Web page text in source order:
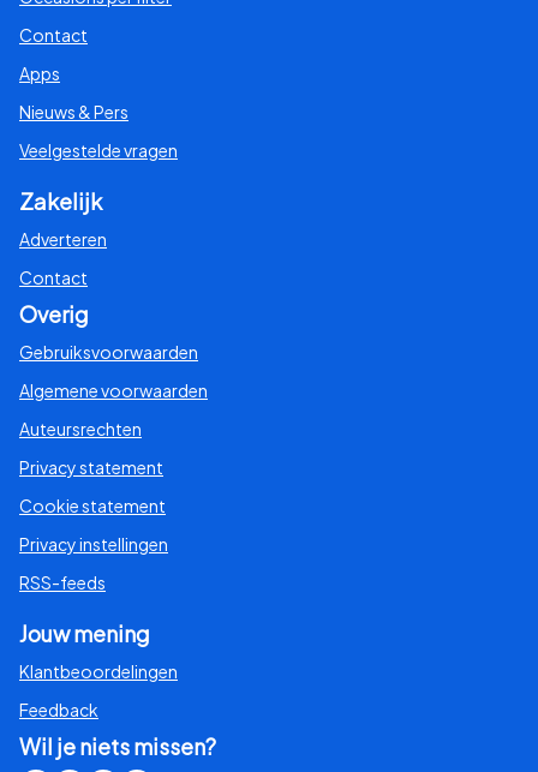
Contact
Apps
Nieuws & Pers
Veelgestelde vragen
Zakelijk
Adverteren
Contact
Overig
Gebruiksvoorwaarden
Algemene voorwaarden
Auteursrechten
Privacy statement
Cookie statement
Privacy instellingen
RSS-feeds
Jouw mening
Klantbeoordelingen
Feedback
Wil je niets missen?